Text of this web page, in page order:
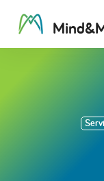
Mind&